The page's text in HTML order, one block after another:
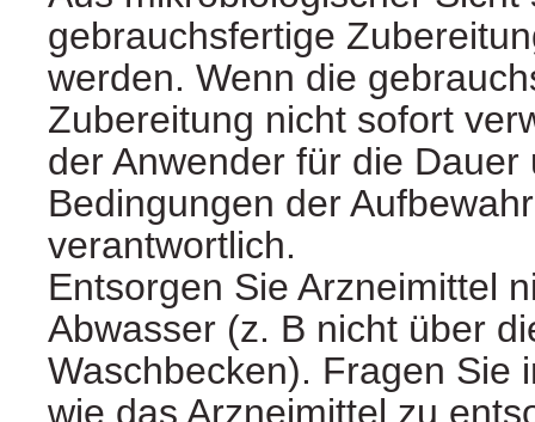
gebrauchsfertige
werden. Wenn die
Zubereitung nicht sofort
der Anwender für die Dauer
Bedingungen der
verantwortlich.
Entsorgen Sie Arzneimittel
Abwasser (z. B nicht über
Waschbecken). Fragen Sie
wie das Arzneimittel zu